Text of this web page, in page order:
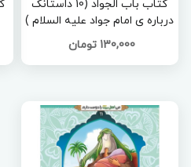
کتاب باب الجواد (10 داستانک
درباره ی امام جواد علیه السلام )
130,000 تومان